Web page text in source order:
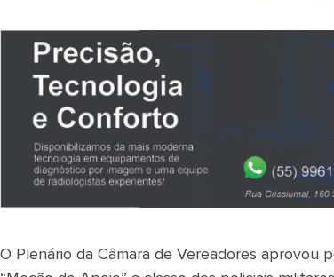
O Plenário da Câmara de Vereadores aprovou